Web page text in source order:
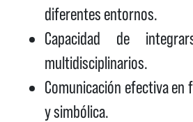
diferentes entornos.
Capacidad de
multidisciplinarios.
Comunicación efectiva en
y simbólica.